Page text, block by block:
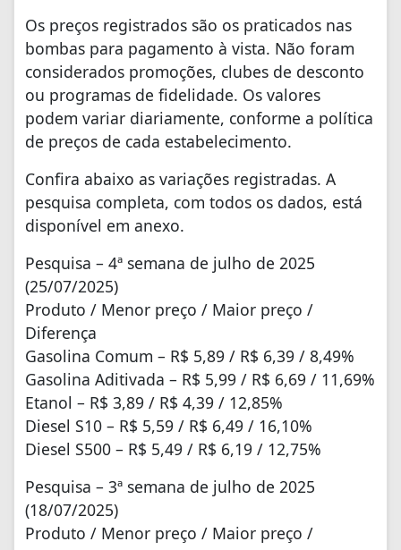
Os preços registrados são os praticados nas
bombas para pagamento à vista. Não foram
considerados promoções, clubes de desconto
ou programas de fidelidade. Os valores
podem variar diariamente, conforme a política
de preços de cada estabelecimento.
Confira abaixo as variações registradas. A
pesquisa completa, com todos os dados, está
disponível em anexo.
Pesquisa – 4ª semana de julho de 2025
(25/07/2025)
Produto / Menor preço / Maior preço /
Diferença
Gasolina Comum – R$ 5,89 / R$ 6,39 / 8,49%
Gasolina Aditivada – R$ 5,99 / R$ 6,69 / 11,69%
Etanol – R$ 3,89 / R$ 4,39 / 12,85%
Diesel S10 – R$ 5,59 / R$ 6,49 / 16,10%
Diesel S500 – R$ 5,49 / R$ 6,19 / 12,75%
Pesquisa – 3ª semana de julho de 2025
(18/07/2025)
Produto / Menor preço / Maior preço /